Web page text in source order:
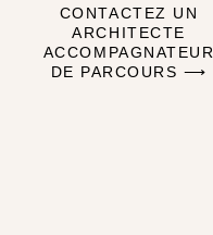
CONTACTEZ UN
ARCHITECTE
ACCOMPAGNATEUR
DE PARCOURS ⟶